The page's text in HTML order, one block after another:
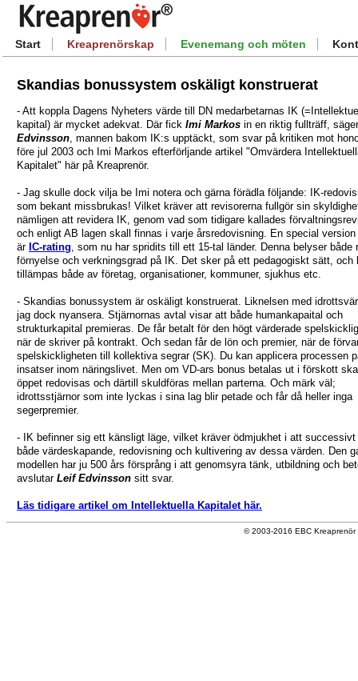
Start Kreaprenörskap Evenemang och möten
Skandias bonussystem oskäligt konstruerat
- Att koppla Dagens Nyheters värde till DN medarbetarnas IK
kapital) är mycket adekvat. Där fick Imi Markos in en riktig fullträff,
Edvinsson , mannen bakom IK:s upptäckt, som svar på kritiken mot
före jul 2003 och Imi Markos efterförljande artikel "Omvärdera
Kapitalet" här på Kreaprenör.
- Jag skulle dock vilja be Imi notera och gärna förädla följande: IK-
som bekant missbrukas! Vilket kräver att revisorerna fullgör sin
nämligen att revidera IK, genom vad som tidigare kallades
och enligt AB lagen skall finnas i varje årsredovisning. En special
är IC-rating , som nu har spridits till ett 15-tal länder. Denna belyser både
förnyelse och verkningsgrad på IK. Det sker på ett pedagogiskt sätt, och
tillämpas både av företag, organisationer, kommuner, sjukhus etc.
- Skandias bonussystem är oskäligt konstruerat. Liknelsen med
jag dock nyansera. Stjärnornas avtal visar att både humankapaital och
strukturkapital premieras. De får betalt för den högt värderade
när de skriver på kontrakt. Och sedan får de lön och premier, när de
spelskickligheten till kollektiva segrar (SK). Du kan applicera processen
insatser inom näringslivet. Men om VD-ars bonus betalas ut i förskott
öppet redovisas och därtill skuldföras mellan parterna. Och märk väl;
idrottsstjärnor som inte lyckas i sina lag blir petade och får då heller inga
segerpremier.
- IK befinner sig ett känsligt läge, vilket kräver ödmjukhet i att
både värdeskapande, redovisning och kultivering av dessa värden. Den
modellen har ju 500 års försprång i att genomsyra tänk, utbildning och
avslutar Leif Edvinsson sitt svar.
Läs tidigare artikel om Intellektuella Kapitalet här.
© 2003-2016 EBC Kreaprenör